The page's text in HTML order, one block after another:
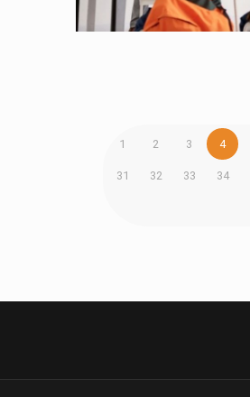
1 2 3 4
31 32 33 34